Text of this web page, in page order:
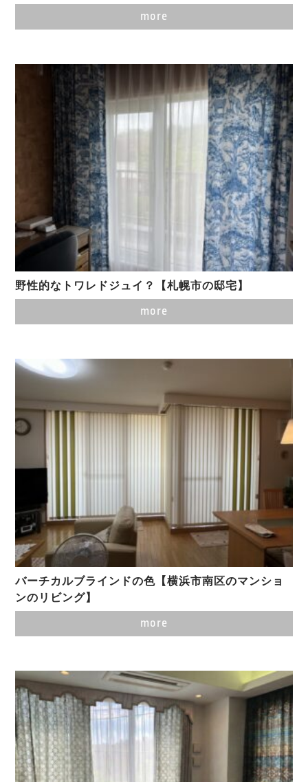
more
野性的なトワレドジュイ？【札幌市の邸宅】
more
バーチカルブラインドの色【横浜市南区のマンショ
ンのリビング】
more